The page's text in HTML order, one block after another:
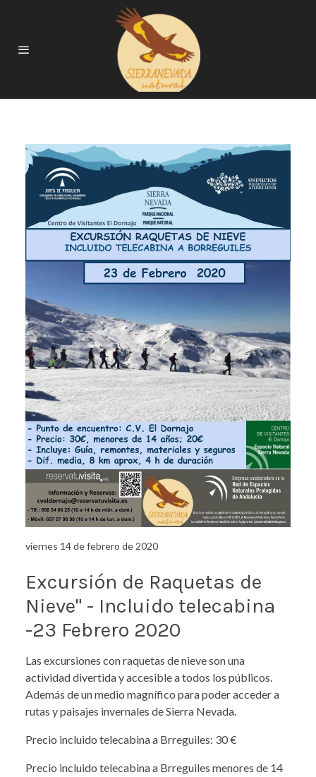
viernes 14 de febrero de 2020
Excursión de Raquetas de
Nieve" - Incluido telecabina
-23 Febrero 2020
Las excursiones con raquetas de nieve son una
actividad divertida y accesible a todos los públicos.
Además de un medio magnífico para poder acceder a
rutas y paisajes invernales de Sierra Nevada.
Precio incluido telecabina a Brreguiles: 30 €
Precio incluido telecabina a Brreguiles menores de 14